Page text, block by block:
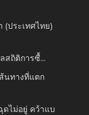
ประเทศไทย)
สถิติการซื้...
นทางที่แตก
ดไม่อยู่ คว้าแบ